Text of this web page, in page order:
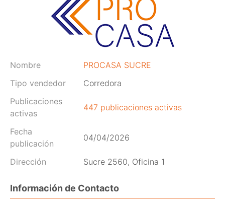
Nombre
PROCASA SUCRE
Tipo vendedor
Corredora
Publicaciones
activas
447 publicaciones activas
Fecha
publicación
04/04/2026
Dirección Sucre 2560, Oficina 1
Información de Contacto